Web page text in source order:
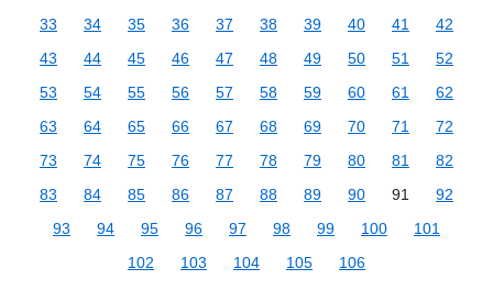
33
34 35 36 37 38 39 40 41
42
43
44 45 46 47 48 49 50 51
52
53
54 55 56 57 58 59 60 61
62
63
64 65 66 67 68 69 70 71
72
73
74 75 76 77 78 79 80 81
82
83
84 85 86 87 88 89 90 91
92
93
94 95 96 97 98 99 100
101
102
103 104 105 106